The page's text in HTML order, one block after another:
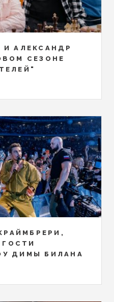
АЛЕКСАНДР
СЕЗОНЕ
ГОСТИ
ДИМЫ БИЛАНА